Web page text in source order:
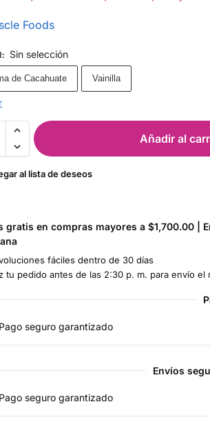
: Sin selección
de Cacahuate Vainilla
Añadir al
al lista de deseos
gratis en compras mayores a $1,700.00 |
fáciles dentro de 30 días
tu pedido antes de las 2:30 p. m. para envío el
Envíos